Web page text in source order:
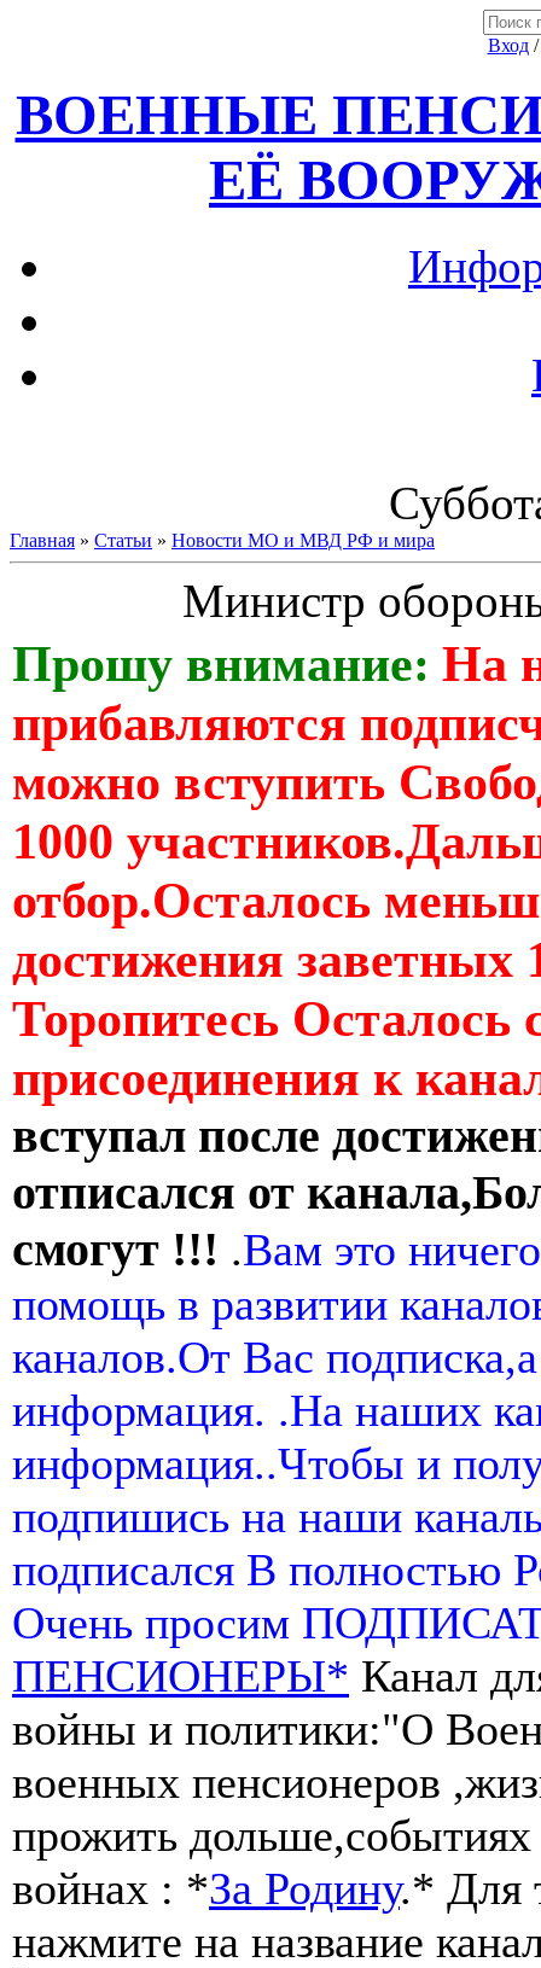
Вход
ВОЕННЫЕ
ЕЁ
Главная » Статьи » Новости МО и МВД РФ и мира
Министр
Прошу внимание: На
прибавляются
можно вступить
1000
отбор.Осталось
достижения заветных
Торопитесь Осталось
присоединения к
вступал после
отписался от
смогут !!! .Вам это
помощь в развитии
каналов.От Вас
информация. .На наших
информация..Чтобы и
подпишись на наши
подписался В полностью
Очень просим
ПЕНСИОНЕРЫ* Канал
войны и политики:"О
военных пенсионеров
прожить
войнах : *За Родину.* Для
нажмите на название